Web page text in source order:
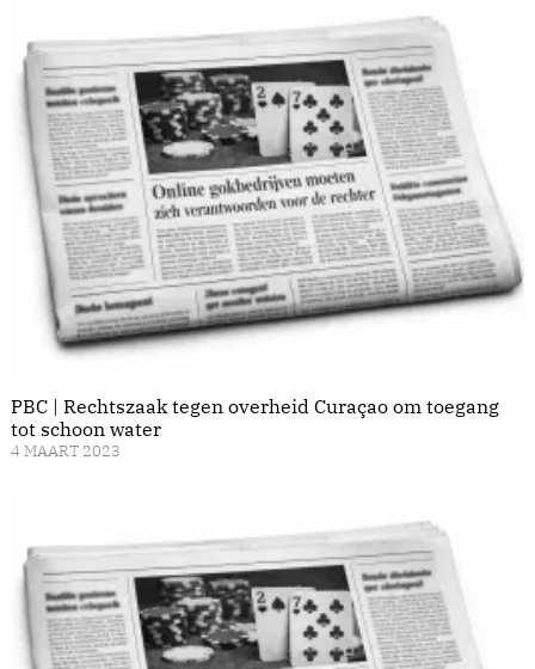
PBC | Rechtszaak tegen overheid Curaçao om toegang
tot schoon water
4 MAART 2023